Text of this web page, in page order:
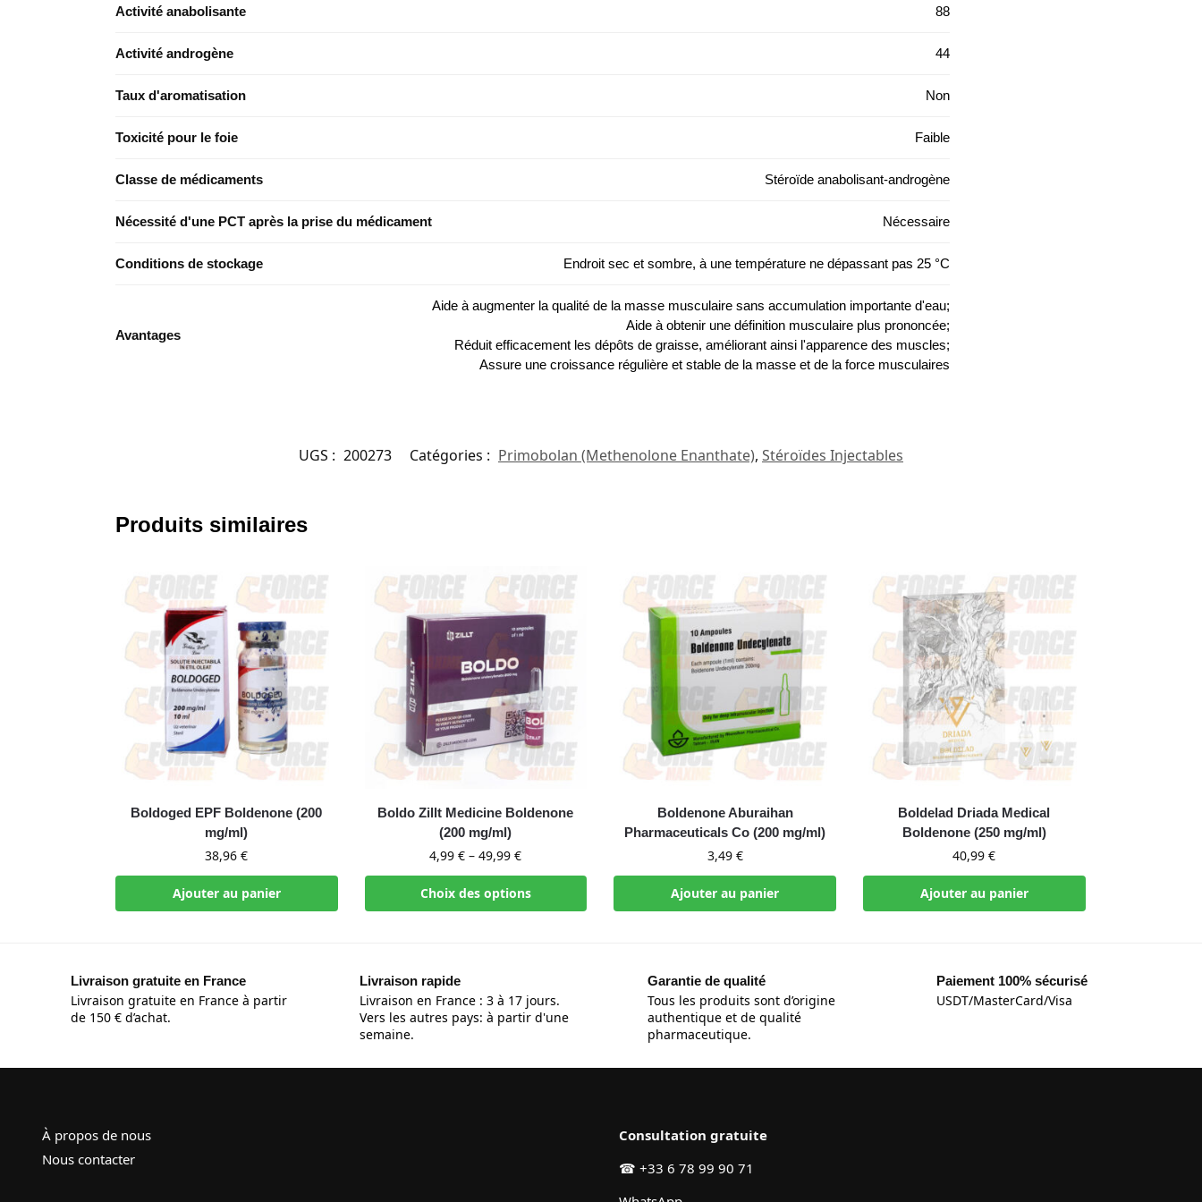
Activité anabolisante 88
Activité androgène 44
Taux d'aromatisation Non
Toxicité pour le foie Faible
Classe de médicaments Stéroïde anabolisant-androgène
Nécessité d'une PCT après la prise du médicament Nécessaire
Conditions de stockage Endroit sec et sombre, à une température ne dépassant pas 25 °C
Avantages
Aide à augmenter la qualité de la masse musculaire sans accumulation importante d'eau;
Aide à obtenir une définition musculaire plus prononcée;
Réduit efficacement les dépôts de graisse, améliorant ainsi l'apparence des muscles;
Assure une croissance régulière et stable de la masse et de la force musculaires
UGS : 200273 Catégories : Primobolan (Methenolone Enanthate), Stéroïdes Injectables
Produits similaires
Boldoged EPF Boldenone (200
mg/ml)
38,96€
Ajouter au panier
Boldo Zillt Medicine Boldenone
(200 mg/ml)
4,99€ –49,99€
Choix des options
Boldenone Aburaihan
Pharmaceuticals Co (200 mg/ml)
3,49 €
Ajouter au panier
Boldelad Driada Medical
Boldenone (250 mg/ml)
40,99€
Ajouter au panier
Livraison gratuite en France
Livraison gratuite en France à partir
de 150 € d’achat.
Livraison rapide
Livraison en France : 3 à 17 jours.
Vers les autres pays: à partir d'une
semaine.
Garantie de qualité
Tous les produits sont d’origine
authentique et de qualité
pharmaceutique.
Paiement 100% sécurisé
USDT/MasterCard/Visa
À propos de nous
Nous contacter
Consultation gratuite
☎ +33 6 78 99 90 71